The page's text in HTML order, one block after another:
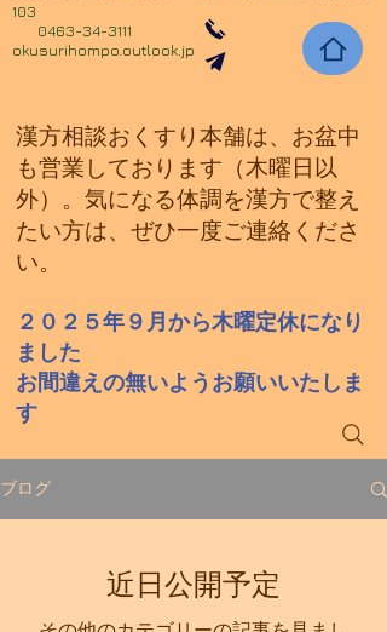
103
0463-34-3111
okusurihompo.outlook.jp
​漢方相談おくすり本舗は、お盆中
も営業しております（木曜日以
外）。気になる体調を漢方で整え
たい方は、ぜひ一度ご連絡くださ
い。
２０２５年９月から木曜定休になり
ました
​お間違えの無いようお願いいたしま
す
​神奈川県で漢方相談を受けるな
すり本舗へ！
ブログ
近日公開予定